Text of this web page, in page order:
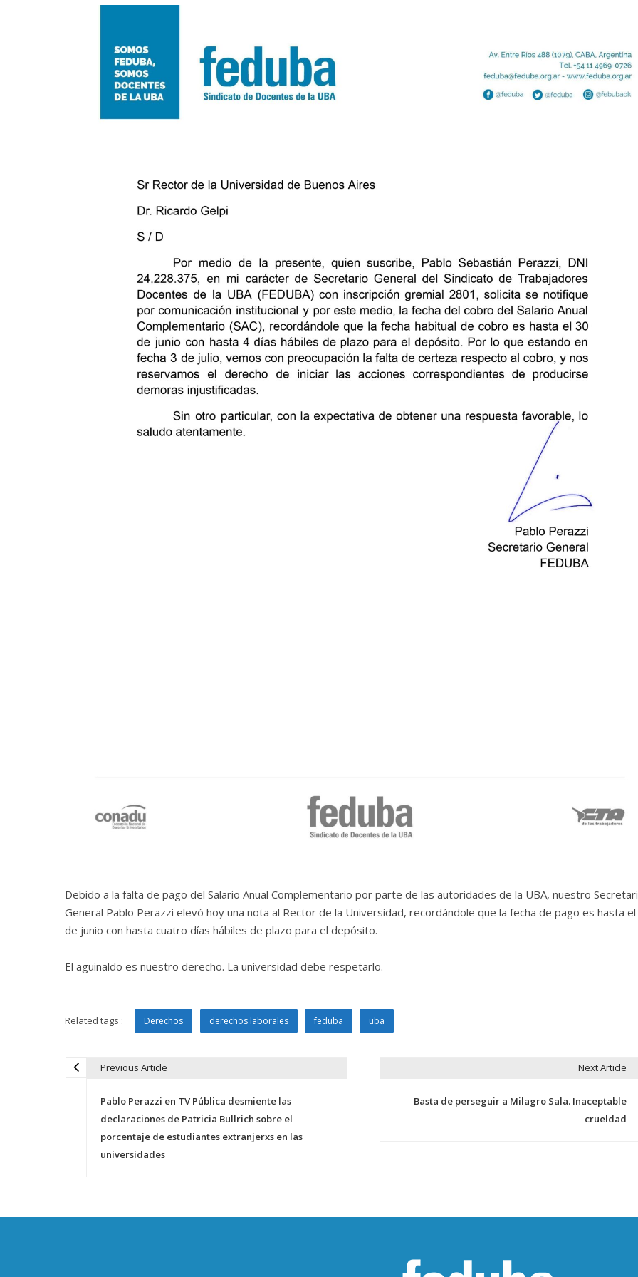
Debido a la falta de pago del Salario Anual Complementario por parte de las autoridades de la UBA, nuestro
General Pablo Perazzi elevó hoy una nota al Rector de la Universidad, recordándole que la fecha de pago es hasta
de junio con hasta cuatro días hábiles de plazo para el depósito.
El aguinaldo es nuestro derecho. La universidad debe respetarlo.
Related tags : Derechos derechos laborales feduba uba
g
Previous Article
Pablo Perazzi en TV Pública desmiente las
declaraciones de Patricia Bullrich sobre el
porcentaje de estudiantes extranjerxs en las
universidades
Next Article
Basta de perseguir a Milagro Sala. Inaceptable
crueldad